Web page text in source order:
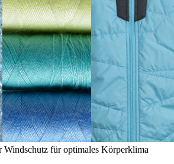
Windschutz für optimales Körperklima